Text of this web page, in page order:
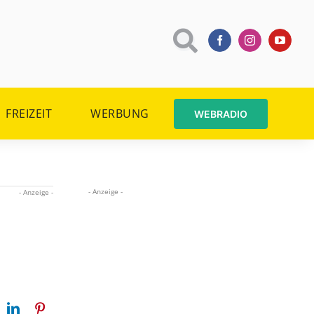
FREIZEIT WERBUNG WEBRADIO
- Anzeige - - Anzeige -